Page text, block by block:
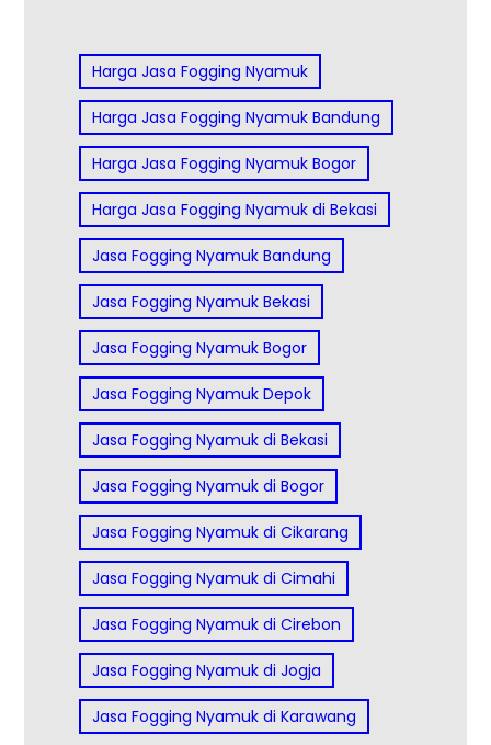
Harga Jasa Fogging Nyamuk
Harga Jasa Fogging Nyamuk Bandung
Harga Jasa Fogging Nyamuk Bogor
Harga Jasa Fogging Nyamuk di Bekasi
Jasa Fogging Nyamuk Bandung
Jasa Fogging Nyamuk Bekasi
Jasa Fogging Nyamuk Bogor
Jasa Fogging Nyamuk Depok
Jasa Fogging Nyamuk di Bekasi
Jasa Fogging Nyamuk di Bogor
Jasa Fogging Nyamuk di Cikarang
Jasa Fogging Nyamuk di Cimahi
Jasa Fogging Nyamuk di Cirebon
Jasa Fogging Nyamuk di Jogja
Jasa Fogging Nyamuk di Karawang